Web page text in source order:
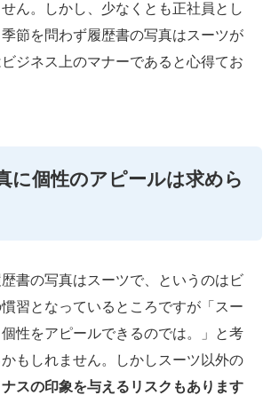
ん。しかし、少なくとも正社員とし
節を問わず履歴書の写真はスーツが
ジネス上のマナーであると心得てお
に個性のアピールは求めら
書の写真はスーツで、というのはビ
習となっているところですが「スー
性をアピールできるのでは。」と考
もしれません。しかしスーツ以外の
スの印象を与えるリスクもあります